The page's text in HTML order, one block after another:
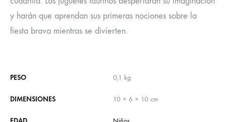
y harán que aprendan sus primeras nociones sobre la
fiesta brava mientras se divierten.
PESO 0,1 kg
DIMENSIONES 10 × 6 × 10 cm